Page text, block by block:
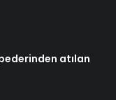
atılan